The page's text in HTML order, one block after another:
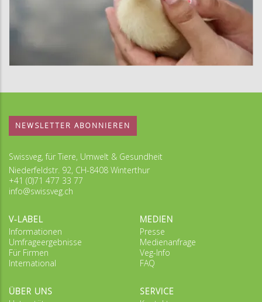
NEWSLETTER ABONNIEREN
Swissveg, für Tiere, Umwelt & Gesundheit
Niederfeldstr. 92, CH-8408 Winterthur
+41 (0)71 477 33 77
info@swissveg.ch
V-LABEL
Informationen
Umfrageergebnisse
Für Firmen
International
MEDIEN
Presse
Medienanfrage
Veg-Info
FAQ
ÜBER UNS
SERVICE